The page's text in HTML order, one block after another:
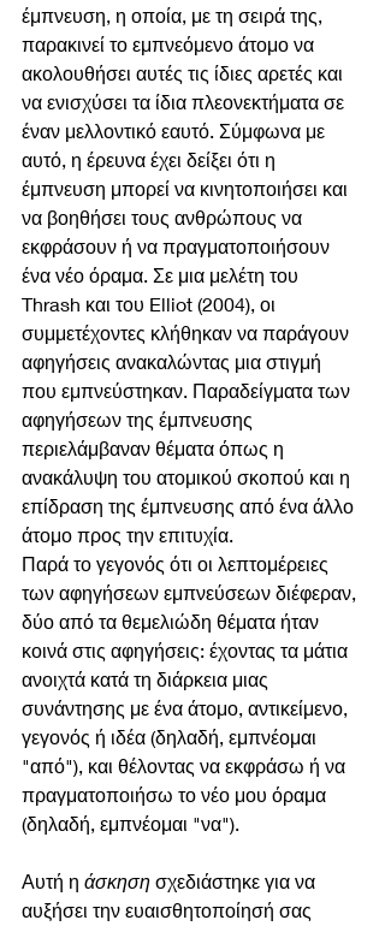
έμπνευση, η οποία, με τη σειρά της,
παρακινεί το εμπνεόμενο άτομο να
ακολουθήσει αυτές τις ίδιες αρετές και
να ενισχύσει τα ίδια πλεονεκτήματα σε
έναν μελλοντικό εαυτό. Σύμφωνα με
αυτό, η έρευνα έχει δείξει ότι η
έμπνευση μπορεί να κινητοποιήσει και
να βοηθήσει τους ανθρώπους να
εκφράσουν ή να πραγματοποιήσουν
ένα νέο όραμα. Σε μια μελέτη του
Thrash και του Elliot (2004), οι
συμμετέχοντες κλήθηκαν να παράγουν
αφηγήσεις ανακαλώντας μια στιγμή
που εμπνεύστηκαν. Παραδείγματα των
αφηγήσεων της έμπνευσης
περιελάμβαναν θέματα όπως η
ανακάλυψη του ατομικού σκοπού και η
επίδραση της έμπνευσης από ένα άλλο
άτομο προς την επιτυχία.
Παρά το γεγονός ότι οι λεπτομέρειες
των αφηγήσεων εμπνεύσεων διέφεραν,
δύο από τα θεμελιώδη θέματα ήταν
κοινά στις αφηγήσεις: έχοντας τα μάτια
ανοιχτά κατά τη διάρκεια μιας
συνάντησης με ένα άτομο, αντικείμενο,
γεγονός ή ιδέα (δηλαδή, εμπνέομαι
"από"), και θέλοντας να εκφράσω ή να
πραγματοποιήσω το νέο μου όραμα
(δηλαδή, εμπνέομαι "να").
Αυτή η άσκηση σχεδιάστηκε για να
αυξήσει την ευαισθητοποίησή σας